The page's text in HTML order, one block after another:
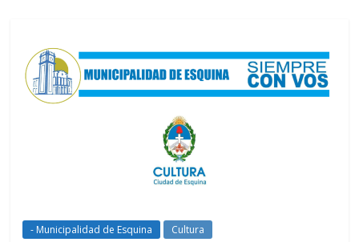
- Municipalidad de Esquina Cultura